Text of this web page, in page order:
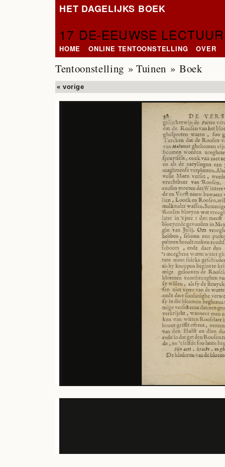
HET DAGELIJKS BOEK
17 DE-EEUWSE
HOME ONLINE TENTOONSTELLING OVER
Tentoonstelling » Tuinen » Boek
« vorige